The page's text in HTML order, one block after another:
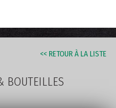
<< RETOUR À LA LISTE
BOUTEILLES